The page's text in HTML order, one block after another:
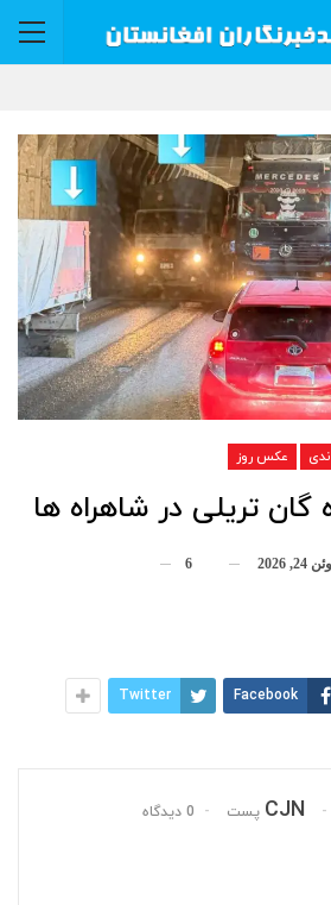
عکس روز
گان تریلی در شاهراه ها
2026
6
Facebook
Twitter
CJN 0 دیدگاه